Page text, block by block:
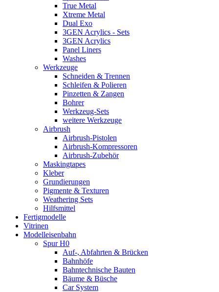
True Metal
Xtreme Metal
Dual Exo
3GEN Acrylics - Sets
3GEN Acrylics
Panel Liners
Washes
Werkzeuge
Schneiden & Trennen
Schleifen & Polieren
Pinzetten & Zangen
Bohrer
Werkzeug-Sets
weitere Werkzeuge
Airbrush
Airbrush-Pistolen
Airbrush-Kompressoren
Airbrush-Zubehör
Maskingtapes
Kleber
Grundierungen
Pigmente & Texturen
Weathering Sets
Hilfsmittel
Fertigmodelle
Vitrinen
Modelleisenbahn
Spur H0
Auf-, Abfahrten & Brücken
Bahnhöfe
Bahntechnische Bauten
Bäume & Büsche
Car System